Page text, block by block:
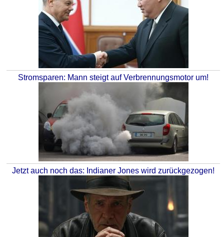
Stromsparen: Mann steigt auf Verbrennungsmotor um!
Jetzt auch noch das: Indianer Jones wird zurückgezogen!